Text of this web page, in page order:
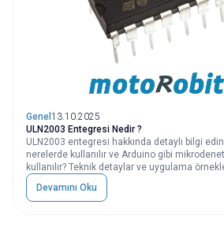
Genel 13.10.2025
ULN2003 Entegresi Nedir ?
ULN2003 entegresi hakkında detaylı bilgi
nerelerde kullanılır ve Arduino gibi
kullanılır? Teknik detaylar ve uygulama
Devamını Oku